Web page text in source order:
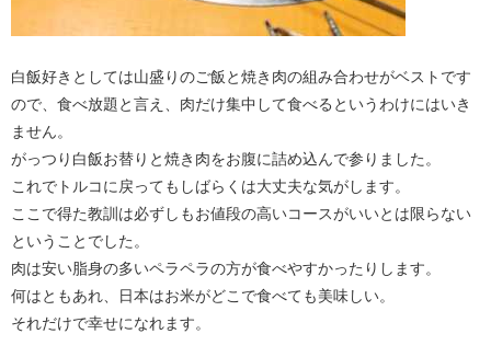
白飯好きとしては山盛りのご飯と焼き肉の組み合わせがベストです
ので、食べ放題と言え、肉だけ集中して食べるというわけにはいき
ません。
がっつり白飯お替りと焼き肉をお腹に詰め込んで参りました。
これでトルコに戻ってもしばらくは大丈夫な気がします。
ここで得た教訓は必ずしもお値段の高いコースがいいとは限らない
ということでした。
肉は安い脂身の多いペラペラの方が食べやすかったりします。
何はともあれ、日本はお米がどこで食べても美味しい。
それだけで幸せになれます。